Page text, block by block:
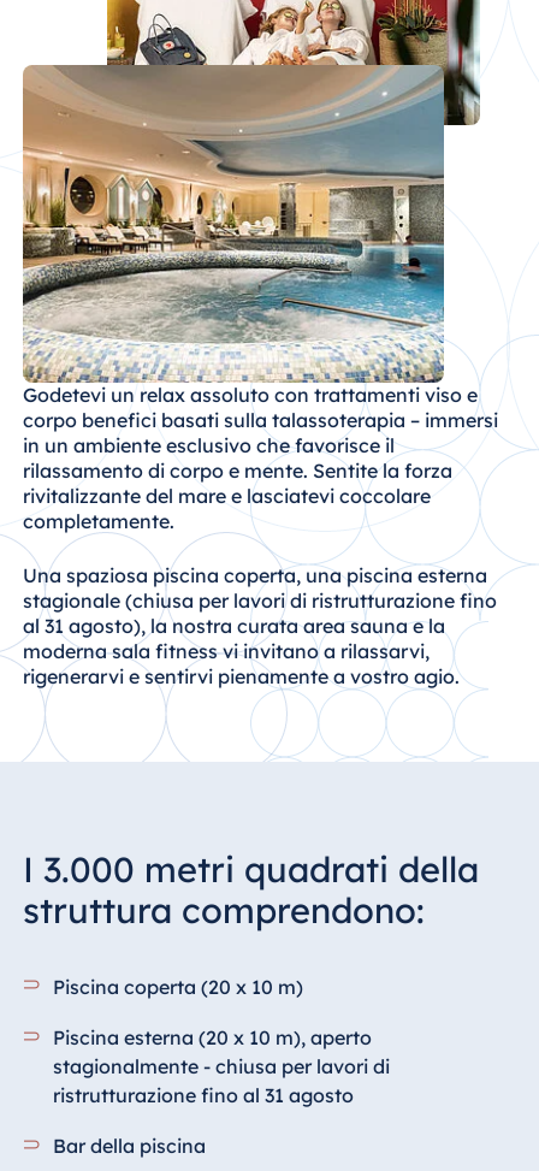
Königswinter
Hotel Magdeburg
Hotel München
Hotel Stuttgart
Seehotel
Timmendorfer
Strand
TitiseeHotel
Titisee-Neustadt
Strandhotel
Travemünde
Hotel Ulm
Star-Apart Hansa
Hotel Wiesbaden
Hotel Würzburg
Egitto
Jolie Ville Resort
& Casino Sharm
El Sheikh
Resort Marina
Bay
Hotel Paradise
Blue Albena
Godetevi un relax assoluto con trattamenti viso e
corpo benefici basati sulla talassoterapia – immersi
in un ambiente esclusivo che favorisce il
rilassamento di corpo e mente. Sentite la forza
rivitalizzante del mare e lasciatevi coccolare
completamente.
Una spaziosa piscina coperta, una piscina esterna
stagionale (chiusa per lavori di ristrutturazione fino
al 31 agosto), la nostra curata area sauna e la
moderna sala fitness vi invitano a rilassarvi,
rigenerarvi e sentirvi pienamente a vostro agio.
I 3.000 metri quadrati della
struttura comprendono:
Piscina coperta (20 x 10 m)
Piscina esterna (20 x 10 m), aperto
stagionalmente - chiusa per lavori di
ristrutturazione fino al 31 agosto
Bar della piscina